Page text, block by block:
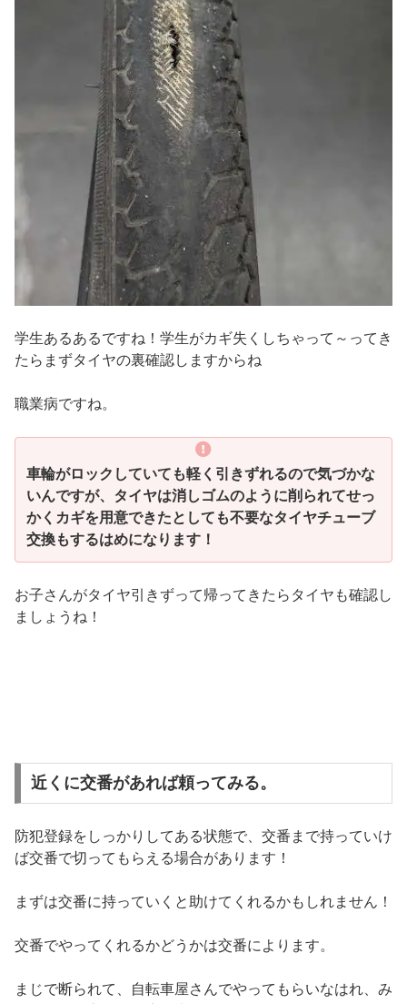
学生あるあるですね！学生がカギ失くしちゃって～ってき
たらまずタイヤの裏確認しますからね
職業病ですね。
車輪がロックしていても軽く引きずれるので気づかな
いんですが、タイヤは消しゴムのように削られてせっ
かくカギを用意できたとしても不要なタイヤチューブ
交換もするはめになります！
お子さんがタイヤ引きずって帰ってきたらタイヤも確認し
ましょうね！
近くに交番があれば頼ってみる。
防犯登録をしっかりしてある状態で、交番まで持っていけ
ば交番で切ってもらえる場合があります！
まずは交番に持っていくと助けてくれるかもしれません！
交番でやってくれるかどうかは交番によります。
まじで断られて、自転車屋さんでやってもらいなはれ、み